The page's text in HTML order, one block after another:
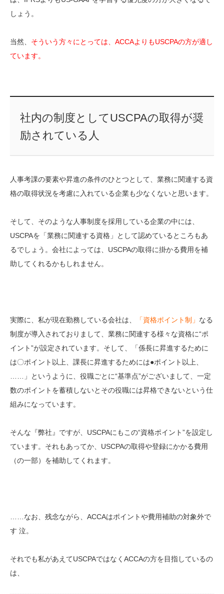
しょう。
当然、 そういう方々にとっては、ACCAよりもUSCPAの方が適し
ています。
社内の制度としてUSCPAの取得が奨
励されている人
人事考課の要素や昇進の条件のひとつとして、業務に関連する資
格の取得状況を考慮に入れている企業も少なくないと思います。
そして、そのような人事制度を採用している企業の中には、
USCPAを「業務に関連する資格」として認めているところもあ
るでしょう。会社によっては、USCPAの取得に掛かる費用を補
助してくれるかもしれません。
実際に、私が現在勤務している会社は、 「資格ポイント制」 なる
制度が導入されておりまして、業務に関連する様々な資格に“ポ
イント”が設定されています。そして、「係長に昇進するために
は〇ポイント以上、課長に昇進するためには●ポイント以上、
……」というように、役職ごとに“基準点”がございまして、一定
数のポイントを蓄積しないとその役職には昇格できないという仕
組みになっています。
そんな『弊社』ですが、USCPAにもこの“資格ポイント”を設定し
ています。それもあってか、USCPAの取得や登録にかかる費用
（の一部）を補助してくれます。
……なお、残念ながら、ACCAはポイントや費用補助の対象外で
す 泣。
それでも私があえてUSCPAではなくACCAの方を目指しているの
は、